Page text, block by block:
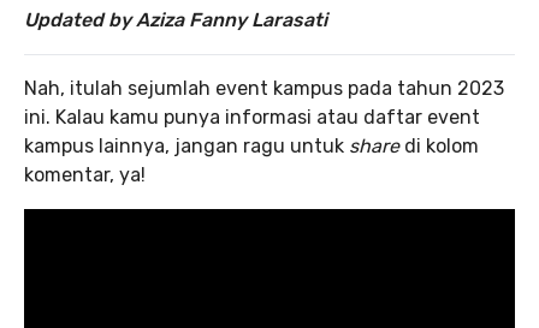
Updated by Aziza Fanny Larasati
Nah, itulah sejumlah event kampus pada tahun 2023
ini. Kalau kamu punya informasi atau daftar event
kampus lainnya, jangan ragu untuk share di kolom
komentar, ya!